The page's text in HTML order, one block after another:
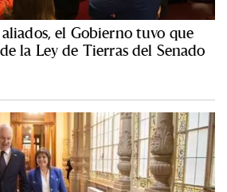
el Gobierno tuvo que
la Ley de Tierras del Senado